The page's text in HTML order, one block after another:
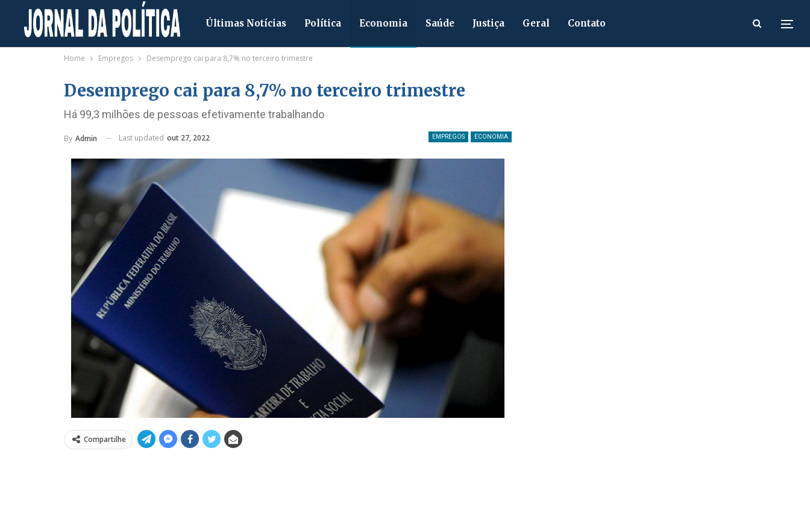
Últimas Notícias Política Economia Saúde Justiça Geral Contato
Home Empregos Desemprego cai para 8,7% no terceiro trimestre
Desemprego cai para 8,7% no terceiro trimestre
Há 99,3 milhões de pessoas efetivamente trabalhando
EMPREGOS ECONOMIA
By Admin Last updated out 27, 2022
Compartilhe